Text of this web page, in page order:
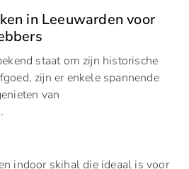
in Leeuwarden voor
staat om zijn historische
zijn er enkele spannende
van
indoor skihal die ideaal is voor